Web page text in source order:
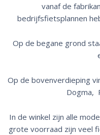
vanaf de
bedrijfsfietsplannen
Op de begane grond
Op de bovenverdieping
Dogma,
In de winkel zijn alle
grote voorraad zijn veel